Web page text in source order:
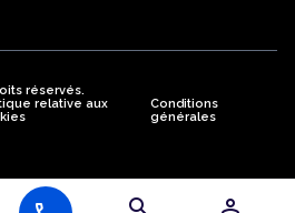
COWORKING
BUREAUX
réservés.
relative aux
Conditions
générales